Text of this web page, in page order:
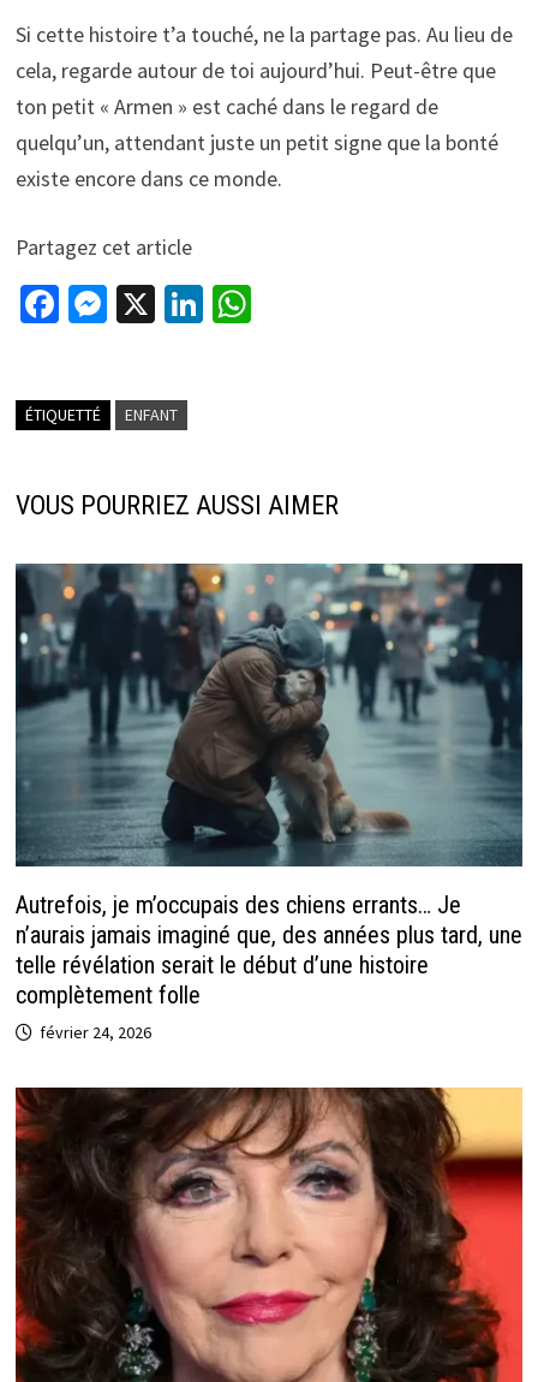
Si cette histoire t’a touché, ne la partage pas. Au lieu de
cela, regarde autour de toi aujourd’hui. Peut-être que
ton petit « Armen » est caché dans le regard de
quelqu’un, attendant juste un petit signe que la bonté
existe encore dans ce monde.
Partagez cet article
Fa
o
k
M
n
r
X Li W
p
ÉTIQUETTÉ ENFANT
VOUS POURRIEZ AUSSI AIMER
Autrefois, je m’occupais des chiens errants… Je
n’aurais jamais imaginé que, des années plus tard, une
telle révélation serait le début d’une histoire
complètement folle
février 24, 2026